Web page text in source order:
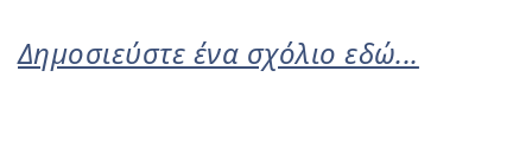
Δημοσιεύστε ένα σχόλιο εδώ...